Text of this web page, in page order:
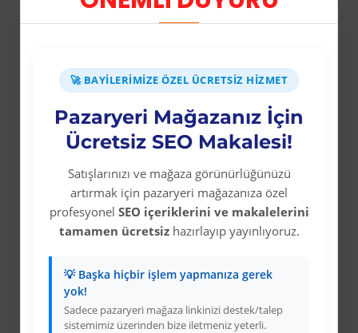
🚀 BAYILERIMIZE ÖZEL ÜCRETSIZ HIZMET
Pazaryeri Mağazanız İçin
Ücretsiz SEO Makalesi!
Satışlarınızı ve mağaza görünürlüğünüzü
artırmak için pazaryeri mağazanıza özel
profesyonel SEO içeriklerini ve makalelerini
tamamen ücretsizhazırlayıp yayınlıyoruz.
💡 Başka hiçbir işlem yapmanıza gerek
yok!
Sadece pazaryeri mağaza linkinizi destek/talep
sistemimiz üzerinden bize iletmeniz yeterli.
-64 %
Wolverine: Logan
Üyelere Özel Fiyat
Üye Olunuz
-69 %
Mavi Üzeri Gümüş Yıldız İyiki Doğdun
Üyelere Özel Fiyat
Üye Olunuz
Kurumsal
Colezium Hakkında
Kurumsal Bilgiler